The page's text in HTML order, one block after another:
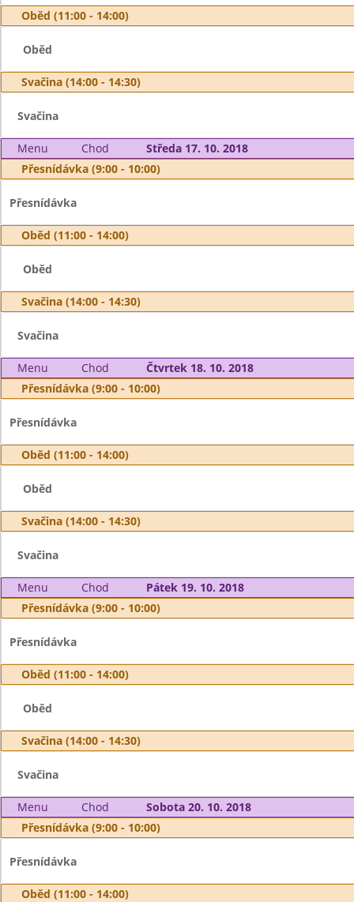
Oběd (11:00 - 14:00)
Oběd
Svačina (14:00 - 14:30)
Svačina
Menu Chod
Středa 17. 10. 2018
Přesnídávka (9:00 - 10:00)
Přesnídávka
Oběd (11:00 - 14:00)
Oběd
Svačina (14:00 - 14:30)
Svačina
Menu Chod
Čtvrtek 18. 10. 2018
Přesnídávka (9:00 - 10:00)
Přesnídávka
Oběd (11:00 - 14:00)
Oběd
Svačina (14:00 - 14:30)
Svačina
Menu Chod
Pátek 19. 10. 2018
Přesnídávka (9:00 - 10:00)
Přesnídávka
Oběd (11:00 - 14:00)
Oběd
Svačina (14:00 - 14:30)
Svačina
Menu Chod
Sobota 20. 10. 2018
Přesnídávka (9:00 - 10:00)
Přesnídávka
Oběd (11:00 - 14:00)